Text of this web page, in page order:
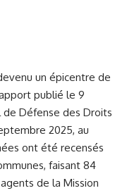
un épicentre de
publié le 9
Défense des Droits
2025, au
ont été recensés
faisant 84
de la Mission